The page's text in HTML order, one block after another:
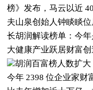
榜》发布，马云以近
夫山泉创始人钟睒睒
长胡润解读榜单：今
大健康产业跃居财富创
胡润百富榜人数扩大
今年 2398 位企业家财